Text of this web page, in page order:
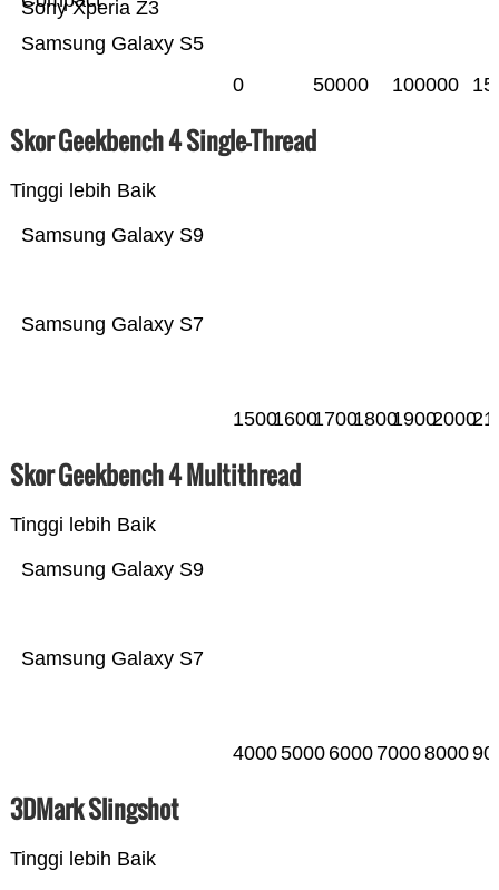
Samsung Galaxy S5
Sony Xperia Z3
0 50000 100000
Skor Geekbench 4 Single-Thread
Tinggi lebih Baik
Samsung Galaxy S7
Samsung Galaxy S9
150016001700180019002000
Skor Geekbench 4 Multithread
Tinggi lebih Baik
Samsung Galaxy S7
Samsung Galaxy S9
40005000 6000 70008000
3DMark Slingshot
Tinggi lebih Baik